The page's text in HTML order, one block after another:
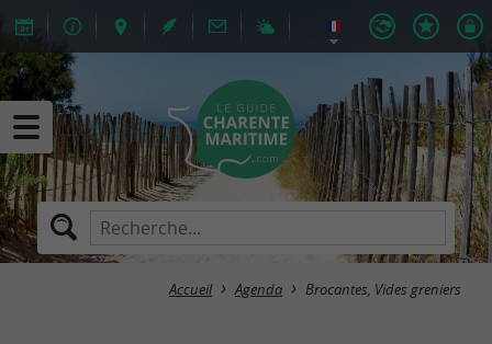
Accueil Agenda Brocantes, Vides greniers